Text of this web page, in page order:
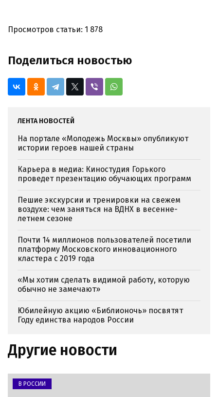
Просмотров статьи: 1 878
Поделиться новостью
ЛЕНТА НОВОСТЕЙ
На портале «Молодежь Москвы» опубликуют
истории героев нашей страны
Карьера в медиа: Киностудия Горького
проведет презентацию обучающих программ
Пешие экскурсии и тренировки на свежем
воздухе: чем заняться на ВДНХ в весенне-
летнем сезоне
Почти 14 миллионов пользователей посетили
платформу Московского инновационного
кластера с 2019 года
«Мы хотим сделать видимой работу, которую
обычно не замечают»
Юбилейную акцию «Библионочь» посвятят
Году единства народов России
Другие новости
В РОССИИ